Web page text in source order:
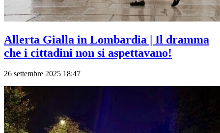
Allerta Gialla in Lombardia | Il dramma
che i cittadini non si aspettavano!
26 settembre 2025 18:47